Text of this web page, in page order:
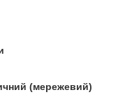
(мережевий)